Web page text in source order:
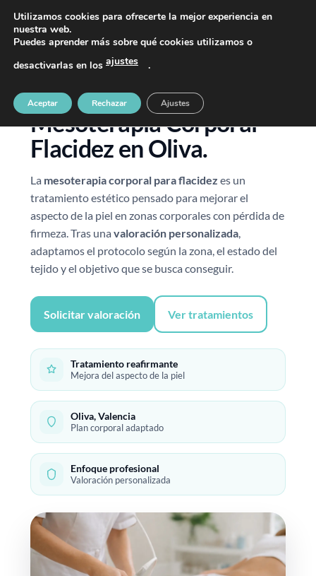
PIDE TU CITA AL TELÉFONO 637 42 97 25
Mesoterapia Corporal
Flacidez en Oliva.
La mesoterapia corporal para flacidez es un
tratamiento estético pensado para mejorar el
aspecto de la piel en zonas corporales con pérdida de
firmeza. Tras una valoración personalizada,
adaptamos el protocolo según la zona, el estado del
tejido y el objetivo que se busca conseguir.
Solicitar valoración Ver tratamientos
Tratamiento reafirmante
Mejora del aspecto de la piel
Oliva, Valencia
Plan corporal adaptado
Enfoque profesional
Valoración personalizada
Utilizamos cookies para ofrecerte la mejor experiencia en
nuestra web.
Puedes aprender más sobre qué cookies utilizamos o
desactivarlas en los ajustes .
Aceptar Rechazar Ajustes